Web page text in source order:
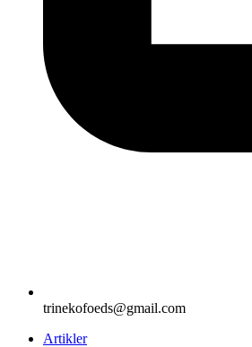
trinekofoeds@gmail.com
Artikler